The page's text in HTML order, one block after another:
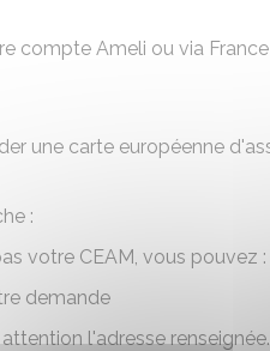
compte Ameli ou via
une carte européenne
:
votre CEAM, vous pouvez :
demande
l'adresse renseignée.